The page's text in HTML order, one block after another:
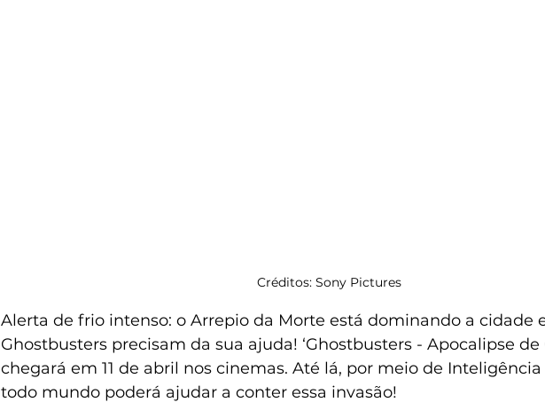
Créditos: Sony Pictures
Alerta de frio intenso: o Arrepio da Morte está dominando a cidade
Ghostbusters precisam da sua ajuda! ‘Ghostbusters - Apocalipse de
chegará em 11 de abril nos cinemas. Até lá, por meio de
todo mundo poderá ajudar a conter essa invasão!